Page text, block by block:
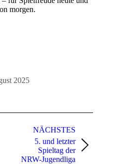
morgen.
2025
NÄCHSTES
Nächster
Beitrag:
5. und letzter
Spieltag der
NRW-Jugendliga